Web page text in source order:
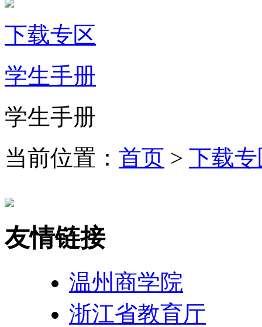
下载专区
学生手册
学生手册
当前位置： 首页 > 下载
友情链接
温州商学院
浙江省教育厅